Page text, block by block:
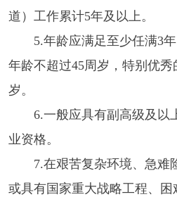
道）工作累计5年及以上。
5.年龄应满足至少任满3
年龄不超过45周岁，特别优
岁。
6.一般应具有副高级及以
业资格。
7.在艰苦复杂环境、急难
或具有国家重大战略工程、